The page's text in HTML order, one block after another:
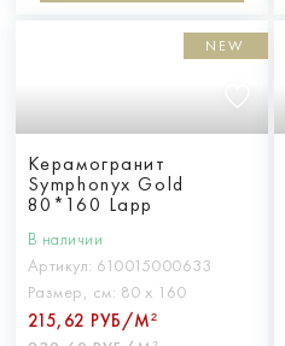
NEW
Керамогранит
Symphonyx Gold
80*160 Lapp
В наличии
Артикул: 610015000633
Размер, см: 80 х 160
215,62 РУБ/М²